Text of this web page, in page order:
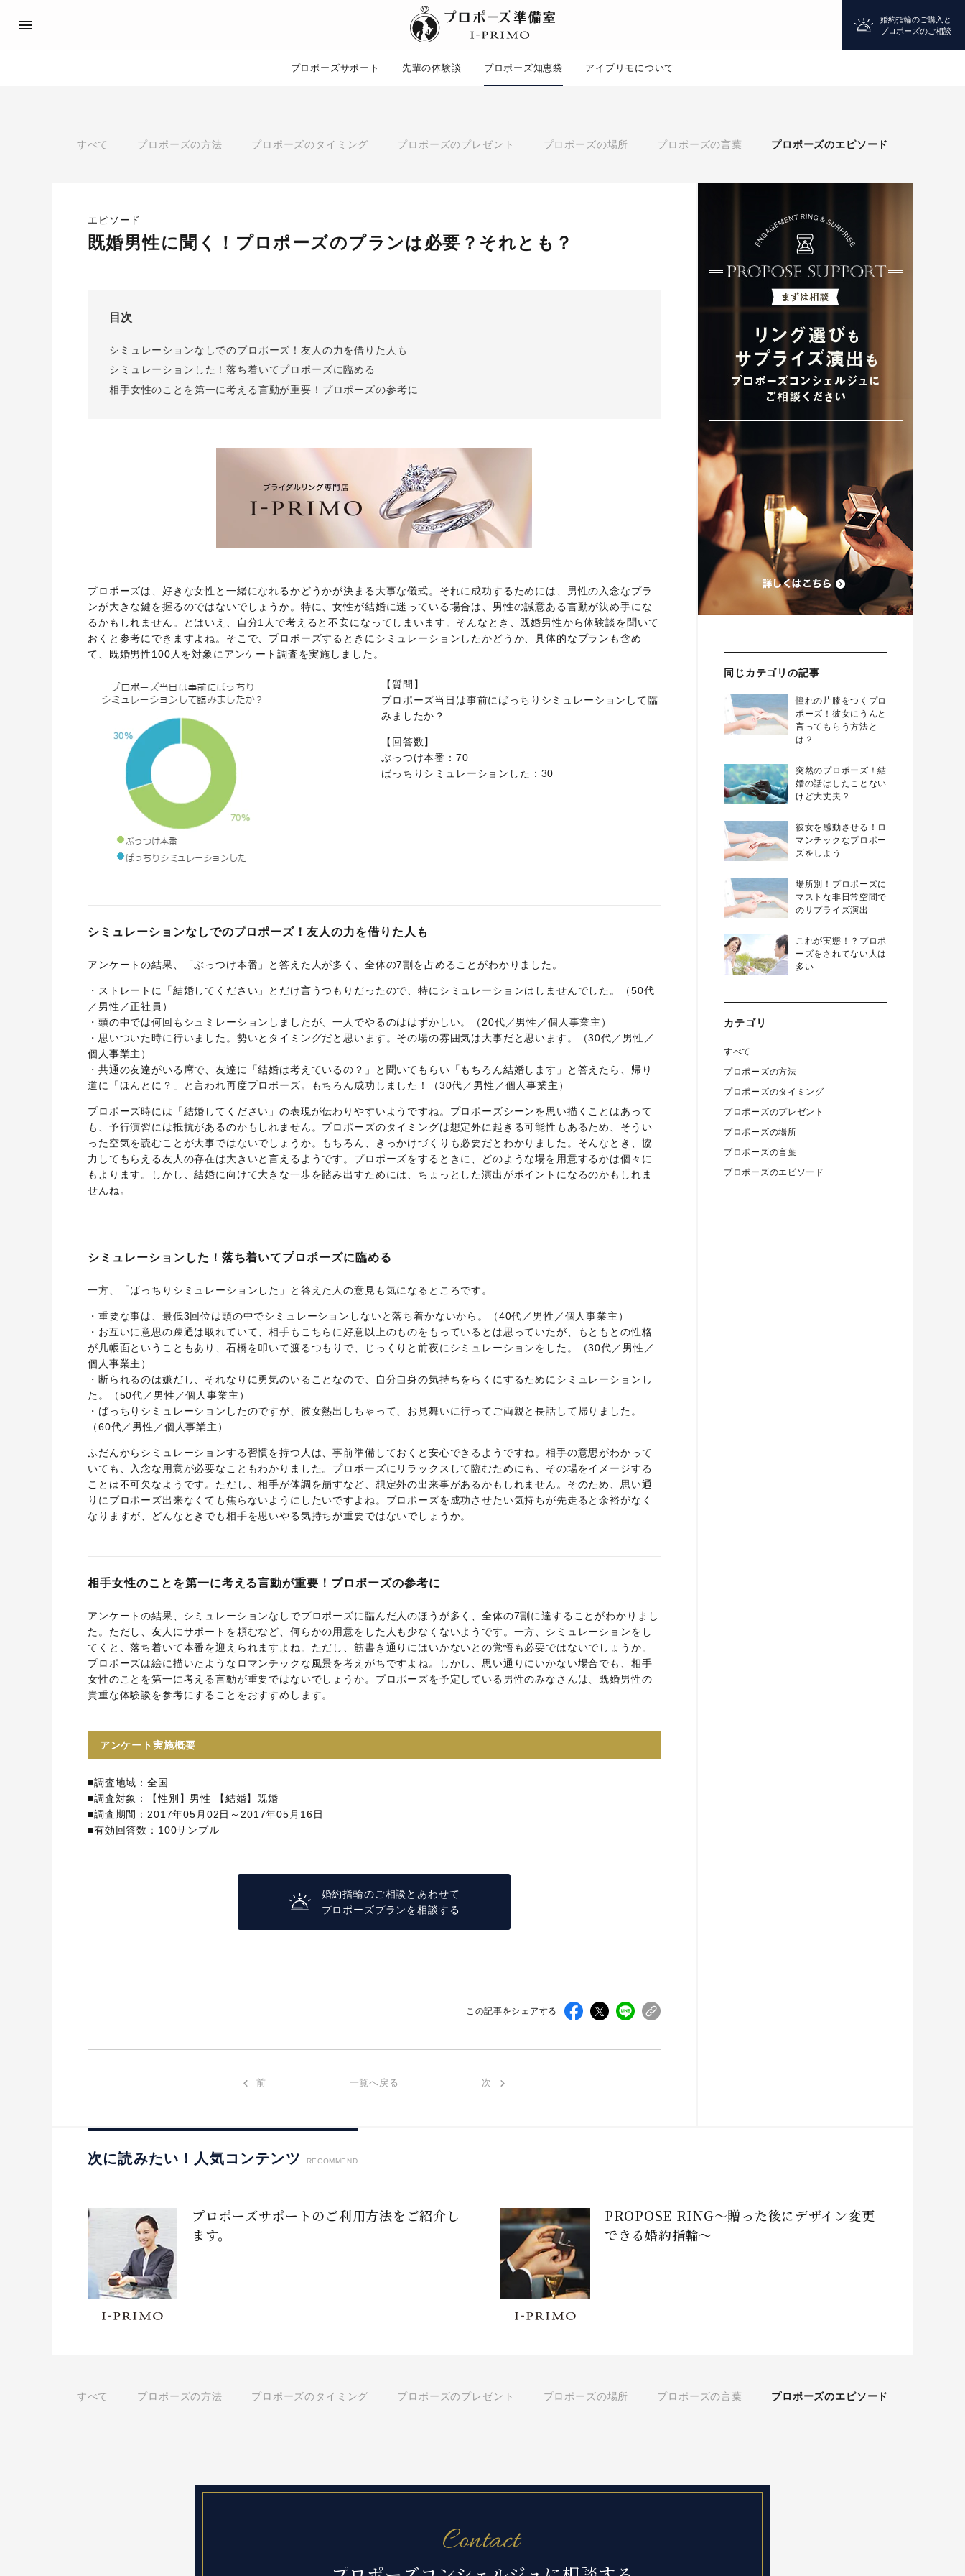
婚約指輪のご購入と
プロポーズのご相談
プロポーズサポート 先輩の体験談 プロポーズ知恵袋 アイプリモについて
すべて プロポーズの方法 プロポーズのタイミング プロポーズのプレゼント プロポーズの場所 プロポーズの言葉 プロポーズのエピソード
エピソード
既婚男性に聞く！プロポーズのプランは必要？それとも？
目次
シミュレーションなしでのプロポーズ！友人の力を借りた人も
シミュレーションした！落ち着いてプロポーズに臨める
相手女性のことを第一に考える言動が重要！プロポーズの参考に
プロポーズは、好きな女性と一緒になれるかどうかが決まる大事な儀式。それに成功するためには、男性の入念なプラ
ンが大きな鍵を握るのではないでしょうか。特に、女性が結婚に迷っている場合は、男性の誠意ある言動が決め手にな
るかもしれません。とはいえ、自分1人で考えると不安になってしまいます。そんなとき、既婚男性から体験談を聞いて
おくと参考にできますよね。そこで、プロポーズするときにシミュレーションしたかどうか、具体的なプランも含め
て、既婚男性100人を対象にアンケート調査を実施しました。
【質問】
プロポーズ当日は事前にばっちりシミュレーションして臨
みましたか？
【回答数】
ぶっつけ本番：70
ばっちりシミュレーションした：30
シミュレーションなしでのプロポーズ！友人の力を借りた人も
アンケートの結果、「ぶっつけ本番」と答えた人が多く、全体の7割を占めることがわかりました。
・ストレートに「結婚してください」とだけ言うつもりだったので、特にシミュレーションはしませんでした。（50代
／男性／正社員）
・頭の中では何回もシュミレーションしましたが、一人でやるのははずかしい。（20代／男性／個人事業主）
・思いついた時に行いました。勢いとタイミングだと思います。その場の雰囲気は大事だと思います。（30代／男性／
個人事業主）
・共通の友達がいる席で、友達に「結婚は考えているの？」と聞いてもらい「もちろん結婚します」と答えたら、帰り
道に「ほんとに？」と言われ再度プロポーズ。もちろん成功しました！（30代／男性／個人事業主）
プロポーズ時には「結婚してください」の表現が伝わりやすいようですね。プロポーズシーンを思い描くことはあって
も、予行演習には抵抗があるのかもしれません。プロポーズのタイミングは想定外に起きる可能性もあるため、そうい
った空気を読むことが大事ではないでしょうか。もちろん、きっかけづくりも必要だとわかりました。そんなとき、協
力してもらえる友人の存在は大きいと言えるようです。プロポーズをするときに、どのような場を用意するかは個々に
もよります。しかし、結婚に向けて大きな一歩を踏み出すためには、ちょっとした演出がポイントになるのかもしれま
せんね。
シミュレーションした！落ち着いてプロポーズに臨める
一方、「ばっちりシミュレーションした」と答えた人の意見も気になるところです。
・重要な事は、最低3回位は頭の中でシミュレーションしないと落ち着かないから。（40代／男性／個人事業主）
・お互いに意思の疎通は取れていて、相手もこちらに好意以上のものをもっているとは思っていたが、もともとの性格
が几帳面ということもあり、石橋を叩いて渡るつもりで、じっくりと前夜にシミュレーションをした。（30代／男性／
個人事業主）
・断られるのは嫌だし、それなりに勇気のいることなので、自分自身の気持ちをらくにするためにシミュレーションし
た。（50代／男性／個人事業主）
・ばっちりシミュレーションしたのですが、彼女熱出しちゃって、お見舞いに行ってご両親と長話して帰りました。
（60代／男性／個人事業主）
ふだんからシミュレーションする習慣を持つ人は、事前準備しておくと安心できるようですね。相手の意思がわかって
いても、入念な用意が必要なこともわかりました。プロポーズにリラックスして臨むためにも、その場をイメージする
ことは不可欠なようです。ただし、相手が体調を崩すなど、想定外の出来事があるかもしれません。そのため、思い通
りにプロポーズ出来なくても焦らないようにしたいですよね。プロポーズを成功させたい気持ちが先走ると余裕がなく
なりますが、どんなときでも相手を思いやる気持ちが重要ではないでしょうか。
相手女性のことを第一に考える言動が重要！プロポーズの参考に
アンケートの結果、シミュレーションなしでプロポーズに臨んだ人のほうが多く、全体の7割に達することがわかりまし
た。ただし、友人にサポートを頼むなど、何らかの用意をした人も少なくないようです。一方、シミュレーションをし
てくと、落ち着いて本番を迎えられますよね。ただし、筋書き通りにはいかないとの覚悟も必要ではないでしょうか。
プロポーズは絵に描いたようなロマンチックな風景を考えがちですよね。しかし、思い通りにいかない場合でも、相手
女性のことを第一に考える言動が重要ではないでしょうか。プロポーズを予定している男性のみなさんは、既婚男性の
貴重な体験談を参考にすることをおすすめします。
アンケート実施概要
■調査地域：全国
■調査対象：【性別】男性 【結婚】既婚
■調査期間：2017年05月02日～2017年05月16日
■有効回答数：100サンプル
婚約指輪のご相談とあわせて
プロポーズプランを相談する
この記事をシェアする
前 一覧へ戻る 次
同じカテゴリの記事
憧れの片膝をつくプロ
ポーズ！彼女にうんと
言ってもらう方法と
は？
突然のプロポーズ！結
婚の話はしたことない
けど大丈夫？
彼女を感動させる！ロ
マンチックなプロポー
ズをしよう
場所別！プロポーズに
マストな非日常空間で
のサプライズ演出
これが実態！？プロポ
ーズをされてない人は
多い
カテゴリ
すべて
プロポーズの方法
プロポーズのタイミング
プロポーズのプレゼント
プロポーズの場所
プロポーズの言葉
プロポーズのエピソード
次に読みたい！人気コンテンツ RECOMMEND
プロポーズサポートのご利用方法をご紹介し
ます。
PROPOSE RING～贈った後にデザイン変更
できる婚約指輪～
すべて プロポーズの方法 プロポーズのタイミング プロポーズのプレゼント プロポーズの場所 プロポーズの言葉 プロポーズのエピソード
プロポーズ
おすすめの婚約指輪
パーフェクトプロポーズリング ®
ピックアップ
場所
言葉 エピソード
婚約指輪のご購入と
I-PRIMO公式サイト
I-PRIMO公式オンラインショップ
プロポーズ
婚約指輪
マッチング診断
プロポーズプラン検索